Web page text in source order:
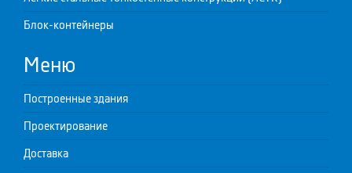
Блок-контейнеры
Меню
Построенные здания
Проектирование
Доставка